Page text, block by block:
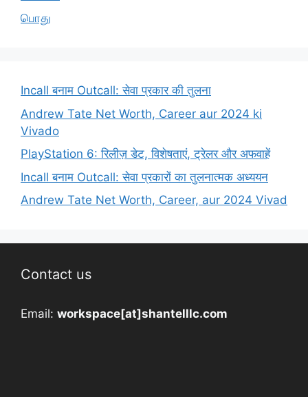
பொது
Incall बनाम Outcall: सेवा प्रकार की तुलना
Andrew Tate Net Worth, Career aur 2024 ki
Vivado
PlayStation 6: रिलीज़ डेट, विशेषताएं, ट्रेलर और अफवाहें
Incall बनाम Outcall: सेवा प्रकारों का तुलनात्मक अध्ययन
Andrew Tate Net Worth, Career, aur 2024 Vivad
Contact us
Email: workspace[at]shantelllc.com